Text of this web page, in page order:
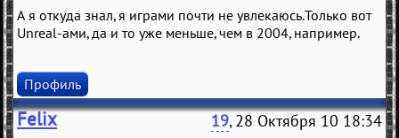
А я откуда знал, я играми почти не увлекаюсь.Только вот
Unreal-ами, да и то уже меньше, чем в 2004, например.
Профиль
Felix 19, 28 Октября 10 18:34